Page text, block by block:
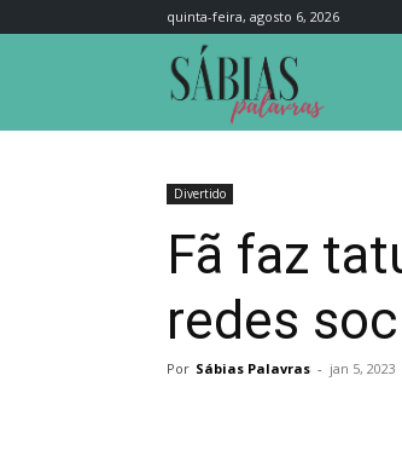
quinta-feira, agosto 6, 2026
Divertido
Fã faz
redes
Por Sábias Palavras - jan 5, 2023